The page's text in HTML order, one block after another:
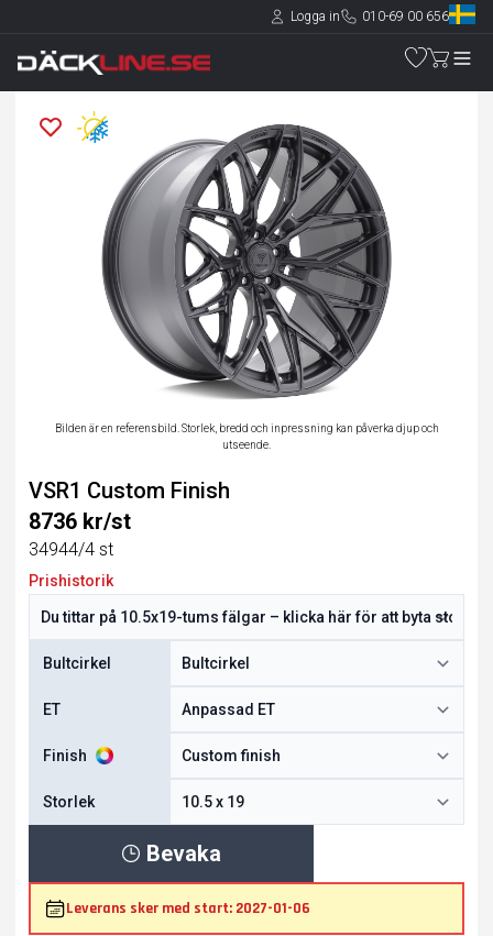
Logga in 010-69 00 656
Bilden är en referensbild. Storlek, bredd och inpressning kan påverka djup och
utseende.
VSR1 Custom Finish
8736 kr/st
34944/4 st
Prishistorik
Bultcirkel
ET
Finish
Storlek
Bevaka
Leverans sker med start: 2027-01-06